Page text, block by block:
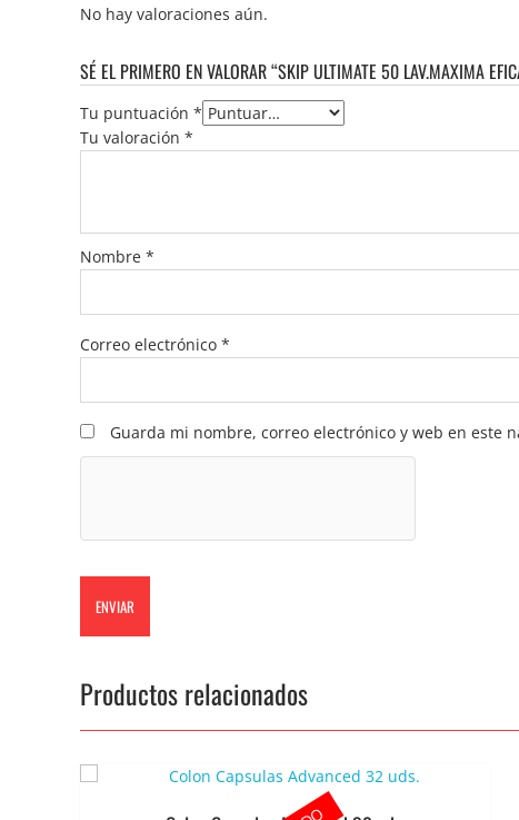
No hay valoraciones aún.
SÉ EL PRIMERO EN VALORAR “SKIP ULTIMATE 50 LAV.MAXIMA
Tu puntuación *
Tu valoración *
Nombre *
Correo electrónico *
Guarda mi nombre, correo electrónico y web en este
Productos relacionados